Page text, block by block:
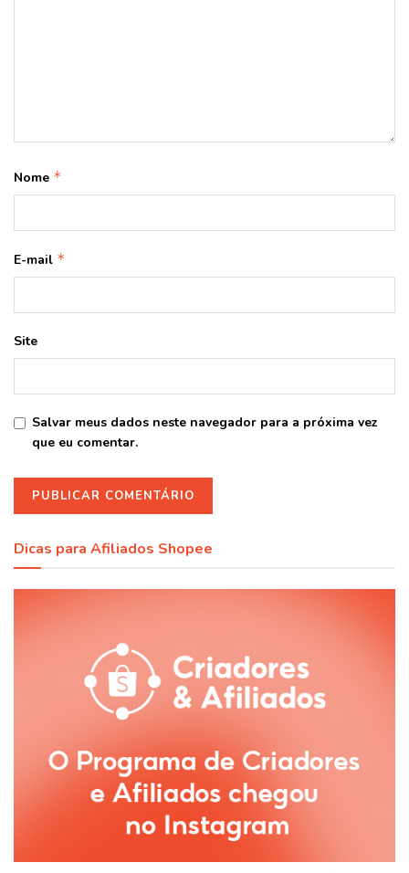
Nome *
E-mail *
Site
Salvar meus dados neste navegador para a próxima vez
que eu comentar.
Dicas para Afiliados Shopee